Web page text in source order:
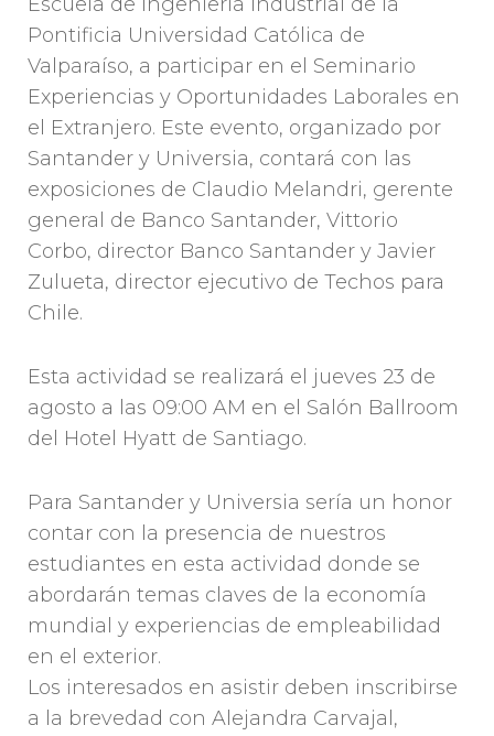
Pontificia Universidad Católica de
Valparaíso, a participar en el Seminario
Experiencias y Oportunidades Laborales en
el Extranjero. Este evento, organizado por
Santander y Universia, contará con las
exposiciones de Claudio Melandri, gerente
general de Banco Santander, Vittorio
Corbo, director Banco Santander y Javier
Zulueta, director ejecutivo de Techos para
Chile.
Esta actividad se realizará el jueves 23 de
agosto a las 09:00 AM en el Salón Ballroom
del Hotel Hyatt de Santiago.
Para Santander y Universia sería un honor
contar con la presencia de nuestros
estudiantes en esta actividad donde se
abordarán temas claves de la economía
mundial y experiencias de empleabilidad
en el exterior.
Los interesados en asistir deben inscribirse
a la brevedad con Alejandra Carvajal,